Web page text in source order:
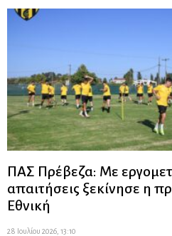
ΠΑΣ Πρέβεζα: Με
απαιτήσεις ξεκίνησε η
Εθνική
28 Ιουλίου 2026, 13:10